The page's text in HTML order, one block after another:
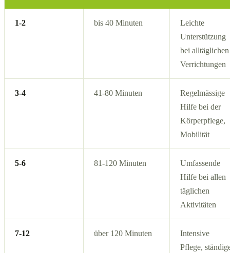
1-2 bis 40 Minuten
Leichte
Unterstützung
bei alltäglichen
Verrichtungen
3-4 41-80 Minuten
Regelmässige
Hilfe bei der
Körperpflege,
Mobilität
5-6 81-120 Minuten
Umfassende
Hilfe bei allen
täglichen
Aktivitäten
7-12 über 120 Minuten
Intensive
Pflege,